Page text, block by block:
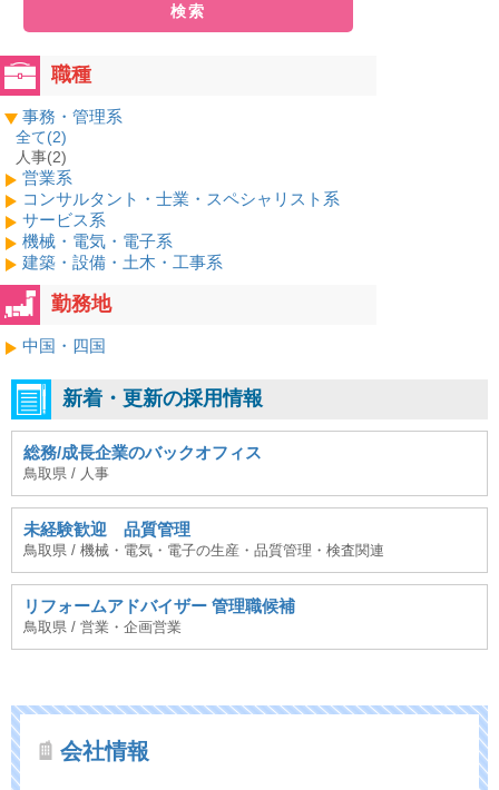
検索
職種
事務・管理系
全て(2)
人事(2)
営業系
コンサルタント・士業・スペシャリスト系
サービス系
機械・電気・電子系
建築・設備・土木・工事系
勤務地
中国・四国
新着・更新の採用情報
総務/成長企業のバックオフィス
鳥取県 / 人事
未経験歓迎 品質管理
鳥取県 / 機械・電気・電子の生産・品質管理・検査関連
リフォームアドバイザー 管理職候補
鳥取県 / 営業・企画営業
会社情報